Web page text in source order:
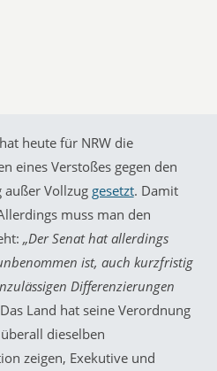
heute für NRW die
eines Verstoßes gegen den
außer Vollzug gesetzt. Damit
muss man den
„Der Senat hat allerdings
ist, auch kurzfristig
Differenzierungen
Land hat seine Verordnung
dieselben
zeigen, Exekutive und